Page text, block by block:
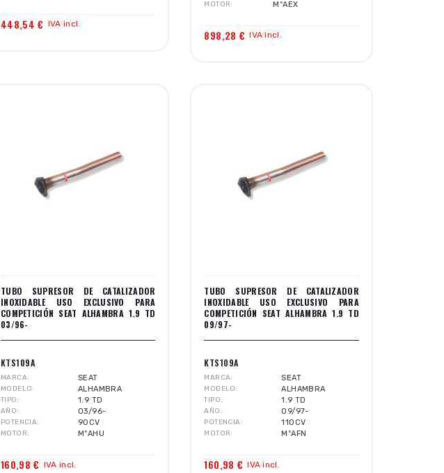
448,54 € IVA incl.
MOTOR MºAEX
898,28 € IVA incl.
TUBO SUPRESOR DE CATALIZADOR
INOXIDABLE USO EXCLUSIVO PARA
COMPETICIÓN SEAT ALHAMBRA 1.9 TD
03/96-
KTS109A
MARCA SEAT
MODELO ALHAMBRA
TIPO 1.9 TD
AÑO 03/96-
POTENCIA 90CV
MOTOR MºAHU
160,98 € IVA incl.
TUBO SUPRESOR DE CATALIZADOR
INOXIDABLE USO EXCLUSIVO PARA
COMPETICIÓN SEAT ALHAMBRA 1.9 TD
09/97-
KTS109A
MARCA SEAT
MODELO ALHAMBRA
TIPO 1.9 TD
AÑO 09/97-
POTENCIA 110CV
MOTOR MºAFN
160,98 € IVA incl.